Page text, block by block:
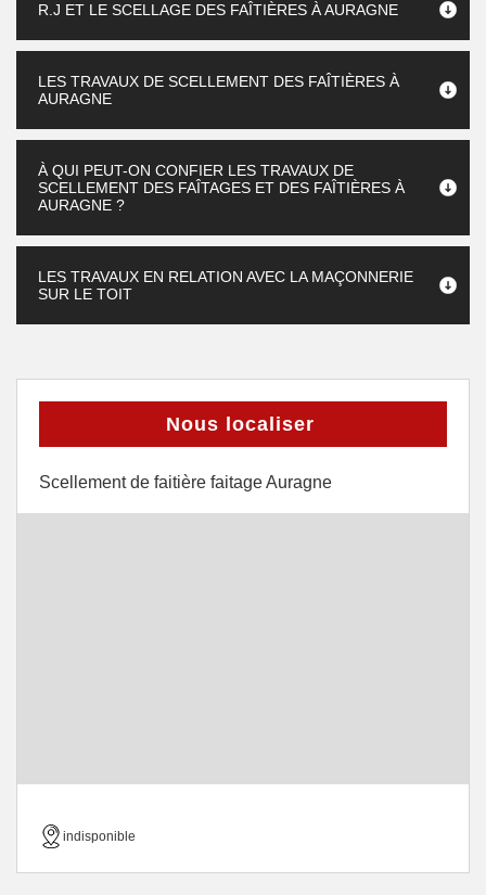
R.J ET LE SCELLAGE DES FAÎTIÈRES À AURAGNE
LES TRAVAUX DE SCELLEMENT DES FAÎTIÈRES À
AURAGNE
À QUI PEUT-ON CONFIER LES TRAVAUX DE
SCELLEMENT DES FAÎTAGES ET DES FAÎTIÈRES À
AURAGNE ?
LES TRAVAUX EN RELATION AVEC LA MAÇONNERIE
SUR LE TOIT
Nous localiser
Scellement de faitière faitage Auragne
indisponible